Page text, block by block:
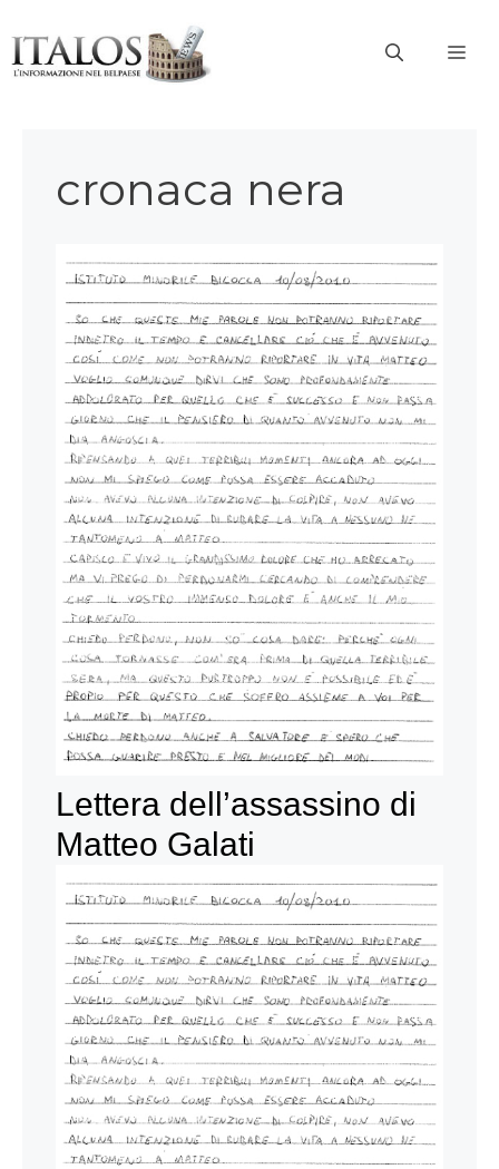
al
contenuto
cronaca nera
Lettera dell’assassino di
Matteo Galati